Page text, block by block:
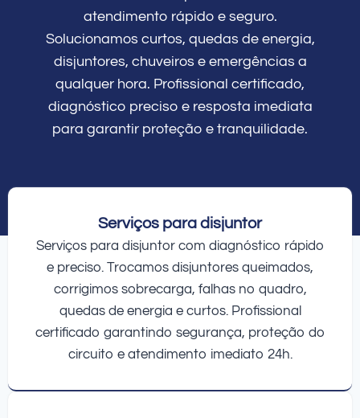
atendimento rápido e seguro.
Solucionamos curtos, quedas de energia,
disjuntores, chuveiros e emergências a
qualquer hora. Profissional certificado,
diagnóstico preciso e resposta imediata
para garantir proteção e tranquilidade.
Serviços para disjuntor
Serviços para disjuntor com diagnóstico rápido
e preciso. Trocamos disjuntores queimados,
corrigimos sobrecarga, falhas no quadro,
quedas de energia e curtos. Profissional
certificado garantindo segurança, proteção do
circuito e atendimento imediato 24h.